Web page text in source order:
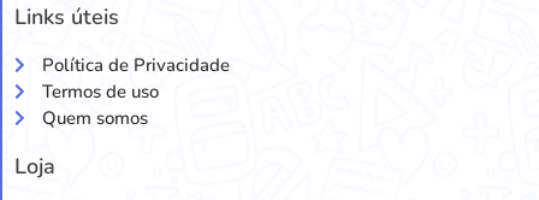
Links úteis
Política de Privacidade
Termos de uso
Quem somos
Loja